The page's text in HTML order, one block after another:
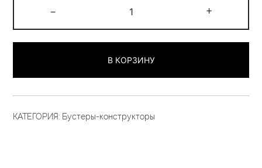
-
товара
Липиды
+
В КОРЗИНУ
КАТЕГОРИЯ: Бустеры-конструкторы